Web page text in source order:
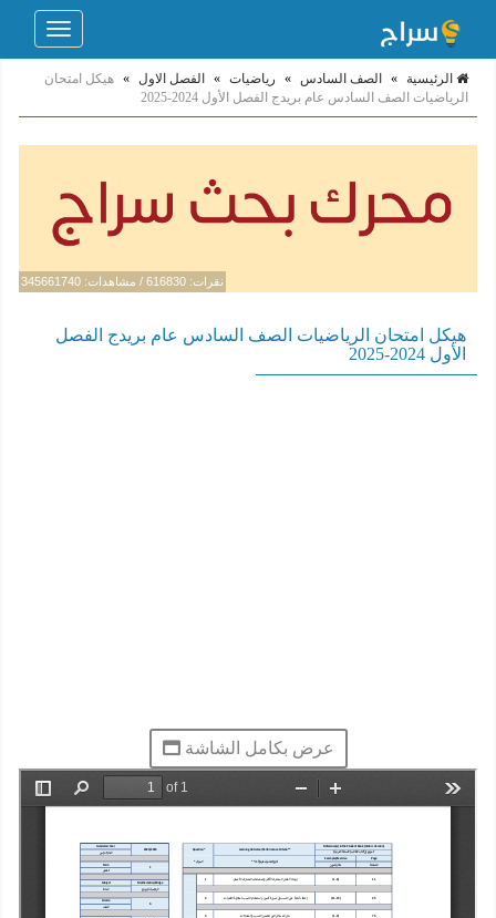
Toggle
الرئيسية » الصف السادس » رياضيات » الفصل الاول » هيكل امتحان
الرياضيات الصف السادس عام بريدج الفصل الأول 2024-2025
نقرات: 616830 / مشاهدات: 345661740
هيكل امتحان الرياضيات الصف السادس عام بريدج الفصل
الأول 2024-2025
عرض بكامل الشاشة